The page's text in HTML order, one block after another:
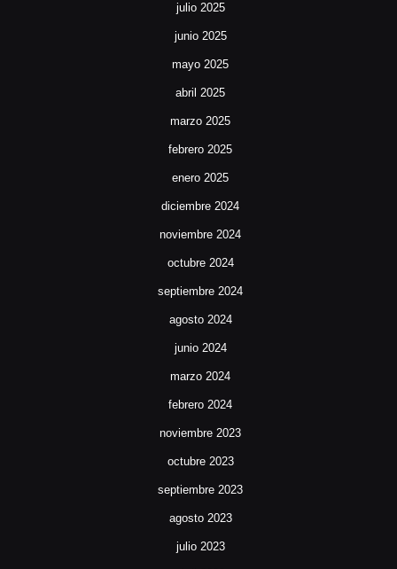
julio 2025
junio 2025
mayo 2025
abril 2025
marzo 2025
febrero 2025
enero 2025
diciembre 2024
noviembre 2024
octubre 2024
septiembre 2024
agosto 2024
junio 2024
marzo 2024
febrero 2024
noviembre 2023
octubre 2023
septiembre 2023
agosto 2023
julio 2023